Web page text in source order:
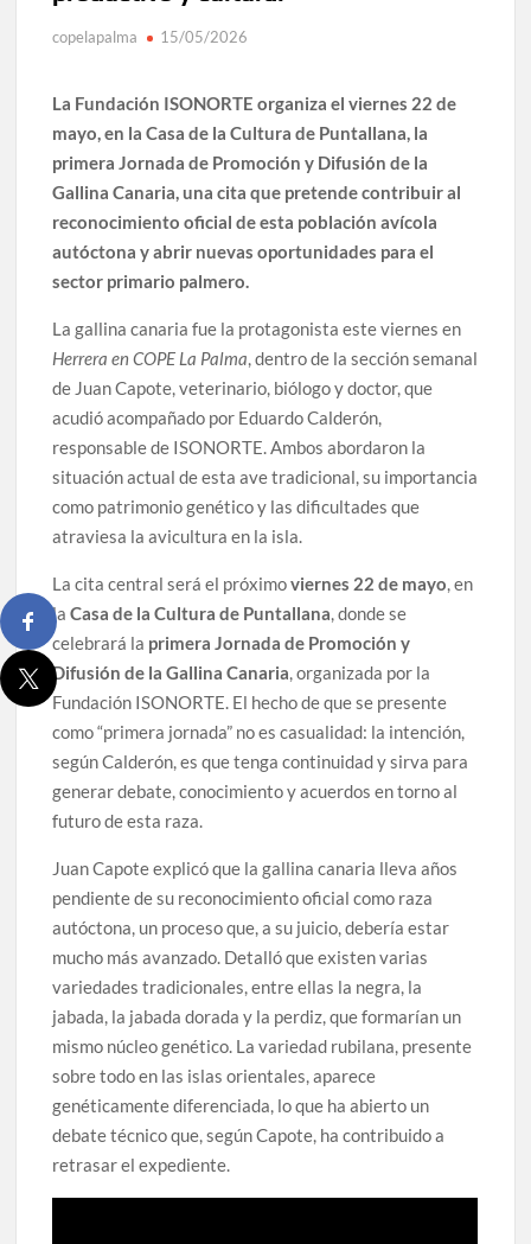
copelapalma 15/05/2026
La Fundación ISONORTE organiza el viernes 22 de
mayo, en la Casa de la Cultura de Puntallana, la
primera Jornada de Promoción y Difusión de la
Gallina Canaria, una cita que pretende contribuir al
reconocimiento oficial de esta población avícola
autóctona y abrir nuevas oportunidades para el
sector primario palmero.
La gallina canaria fue la protagonista este viernes en
Herrera en COPE La Palma, dentro de la sección semanal
de Juan Capote, veterinario, biólogo y doctor, que
acudió acompañado por Eduardo Calderón,
responsable de ISONORTE. Ambos abordaron la
situación actual de esta ave tradicional, su importancia
como patrimonio genético y las dificultades que
atraviesa la avicultura en la isla.
La cita central será el próximoviernes 22 de mayo, en
laCasa de la Cultura de Puntallana, donde se
celebrará la primera Jornada de Promoción y
Difusión de la Gallina Canaria, organizada por la
Fundación ISONORTE. El hecho de que se presente
como “primera jornada” no es casualidad: la intención,
según Calderón, es que tenga continuidad y sirva para
generar debate, conocimiento y acuerdos en torno al
futuro de esta raza.
Juan Capote explicó que la gallina canaria lleva años
pendiente de su reconocimiento oficial como raza
autóctona, un proceso que, a su juicio, debería estar
mucho más avanzado. Detalló que existen varias
variedades tradicionales, entre ellas la negra, la
jabada, la jabada dorada y la perdiz, que formarían un
mismo núcleo genético. La variedad rubilana, presente
sobre todo en las islas orientales, aparece
genéticamente diferenciada, lo que ha abierto un
debate técnico que, según Capote, ha contribuido a
retrasar el expediente.